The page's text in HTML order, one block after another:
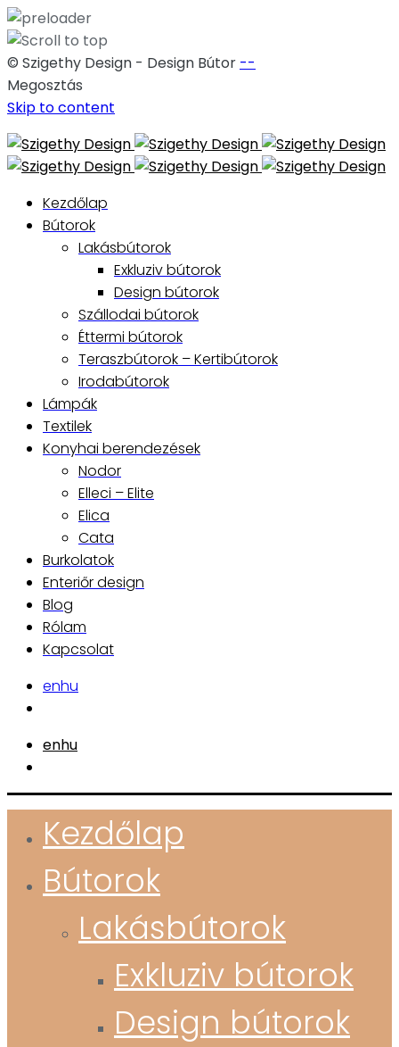
© Szigethy Design - Design Bútor --
Megosztás
Skip to content
Kezdőlap
Bútorok
Lakásbútorok
Exkluziv bútorok
Design bútorok
Szállodai bútorok
Éttermi bútorok
Teraszbútorok – Kertibútorok
Irodabútorok
Lámpák
Textilek
Konyhai berendezések
Nodor
Elleci – Elite
Elica
Cata
Burkolatok
Enteriőr design
Blog
Rólam
Kapcsolat
enhu
enhu
Kezdőlap
Bútorok
Lakásbútorok
Exkluziv bútorok
Design bútorok